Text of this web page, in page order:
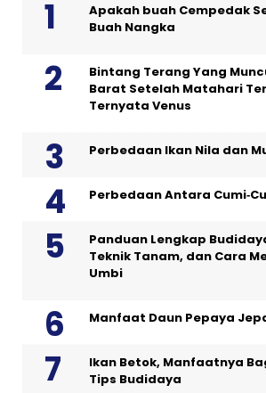
Apakah buah Cempedak
Buah Nangka
Bintang Terang Yang
Barat Setelah Matahari
Ternyata Venus
Perbedaan Ikan Nila dan
Perbedaan Antara
Panduan Lengkap
Teknik Tanam, dan Cara
Umbi
Manfaat Daun Pepaya
Ikan Betok, Manfaatnya
Tips Budidaya